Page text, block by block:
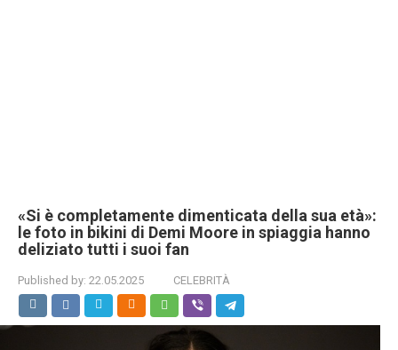
«Si è completamente dimenticata della sua età»:
le foto in bikini di Demi Moore in spiaggia hanno
deliziato tutti i suoi fan
Published by: 22.05.2025 CELEBRITÀ